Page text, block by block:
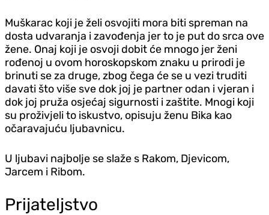
Muškarac koji je želi osvojiti mora biti spreman na
dosta udvaranja i zavođenja jer to je put do srca ove
žene. Onaj koji je osvoji dobit će mnogo jer ženi
rođenoj u ovom horoskopskom znaku u prirodi je
brinuti se za druge, zbog čega će se u vezi truditi
davati što više sve dok joj je partner odan i vjeran i
dok joj pruža osjećaj sigurnosti i zaštite. Mnogi koji
su proživjeli to iskustvo, opisuju ženu Bika kao
očaravajuću ljubavnicu.
U ljubavi najbolje se slaže s Rakom, Djevicom,
Jarcem i Ribom.
Prijateljstvo